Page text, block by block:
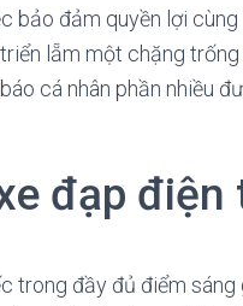
bảo đảm quyền lợi
lẵm một chặng
cá nhân phần nhiều
đạp
trong đầy đủ điểm sáng